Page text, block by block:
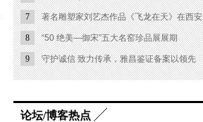
7 著名雕塑家刘艺杰作品《飞龙在天》在西安
8 “50 绝美—御宋”五大名窑珍品展展期
9 守护诚信 致力传承，雅昌鉴证备案以领先
论坛/博客热点